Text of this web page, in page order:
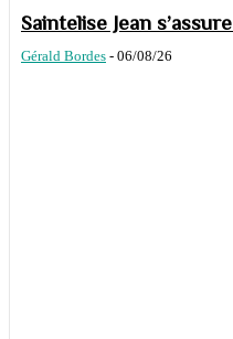
Saintelise Jean
Gérald Bordes - 06/08/26